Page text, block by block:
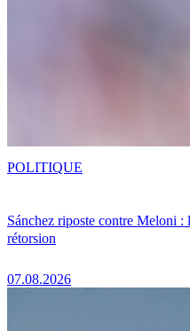
Sánchez riposte contre Meloni :
rétorsion
07.08.2026
POLITIQUE